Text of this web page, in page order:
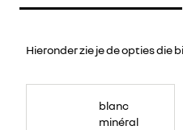
Hieronder zie je de opties die
blanc
minéral